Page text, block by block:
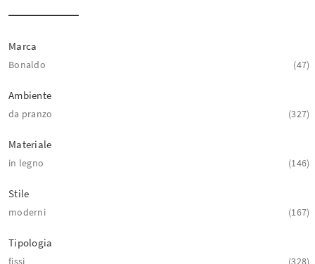
Marca
Bonaldo 47
Ambiente
da pranzo 327
Materiale
in legno 146
Stile
moderni 167
Tipologia
fissi 328